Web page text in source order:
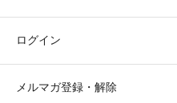
ログイン
メルマガ登録・解除